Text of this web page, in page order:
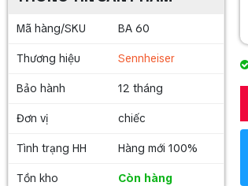
Mã hàng/SKU BA 60
Thương hiệu Sennheiser
Bảo hành 12 tháng
Đơn vị chiếc
Tình trạng HH Hàng mới 100%
Tồn kho
Còn hàng